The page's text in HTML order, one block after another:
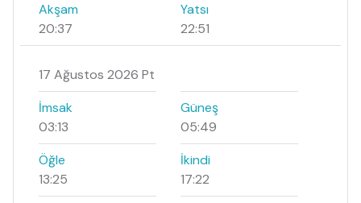
Akşam
20:37
Yatsı
22:51
17 Ağustos 2026 Pt
İmsak
03:13
Güneş
05:49
Öğle
13:25
İkindi
17:22